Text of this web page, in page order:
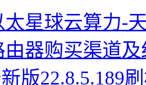
太星球云算力-
由器购买渠道
版22.8.5.189